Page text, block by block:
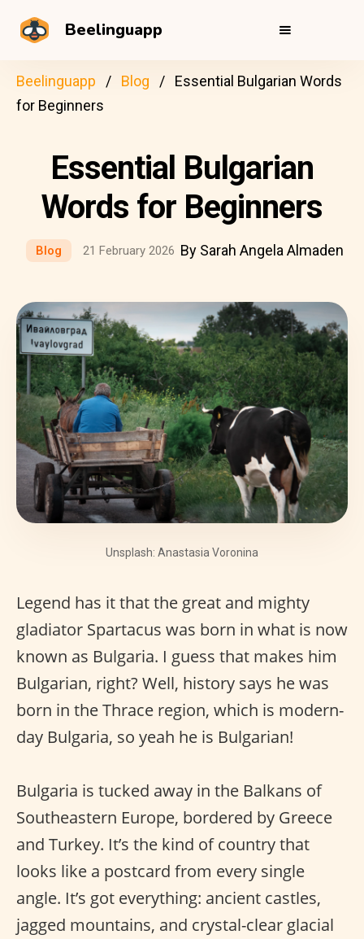
Beelinguapp
Beelinguapp Blog
Essential Bulgarian Words
for Beginners
Essential Bulgarian
Words for Beginners
Blog 21 February 2026 By Sarah Angela Almaden
Unsplash: Anastasia Voronina
Legend has it that the great and mighty
gladiator Spartacus was born in what is now
known as Bulgaria. I guess that makes him
Bulgarian, right? Well, history says he was
born in the Thrace region, which is modern-
day Bulgaria, so yeah he is Bulgarian!
Bulgaria is tucked away in the Balkans of
Southeastern Europe, bordered by Greece
and Turkey. It’s the kind of country that
looks like a postcard from every single
angle. It’s got everything: ancient castles,
jagged mountains, and crystal-clear glacial